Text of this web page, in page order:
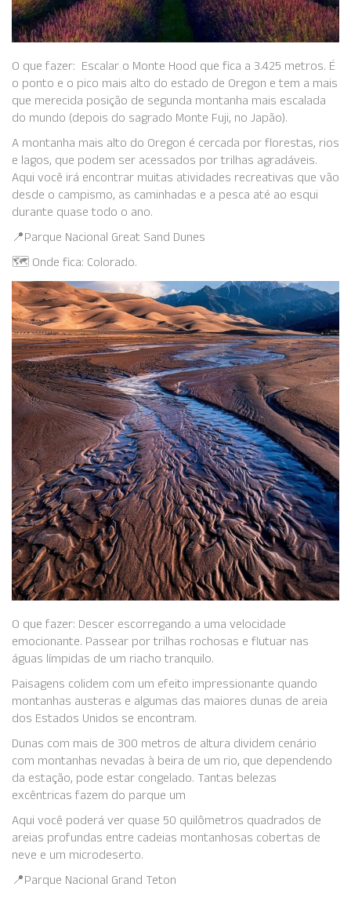
O que fazer: Escalar o Monte Hood que fica a 3.425 metros. É
o ponto e o pico mais alto do estado de Oregon e tem a mais
que merecida posição de segunda montanha mais escalada
do mundo (depois do sagrado Monte Fuji, no Japão).
A montanha mais alto do Oregon é cercada por florestas, rios
e lagos, que podem ser acessados por trilhas agradáveis.
Aqui você irá encontrar muitas atividades recreativas que vão
desde o campismo, as caminhadas e a pesca até ao esqui
durante quase todo o ano.
📍Parque Nacional Great Sand Dunes
🗺️ Onde fica: Colorado.
O que fazer: Descer escorregando a uma velocidade
emocionante. Passear por trilhas rochosas e flutuar nas
águas límpidas de um riacho tranquilo.
Paisagens colidem com um efeito impressionante quando
montanhas austeras e algumas das maiores dunas de areia
dos Estados Unidos se encontram.
Dunas com mais de 300 metros de altura dividem cenário
com montanhas nevadas à beira de um rio, que dependendo
da estação, pode estar congelado. Tantas belezas
excêntricas fazem do parque um
Aqui você poderá ver quase 50 quilômetros quadrados de
areias profundas entre cadeias montanhosas cobertas de
neve e um microdeserto.
📍Parque Nacional Grand Teton